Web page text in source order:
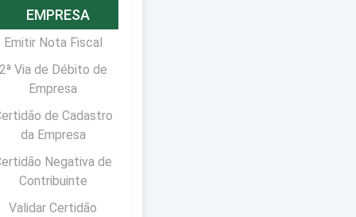
EMPRESA
Emitir Nota Fiscal
Via de Débito de
Empresa
de Cadastro
da Empresa
Negativa de
Contribuinte
Validar Certidão